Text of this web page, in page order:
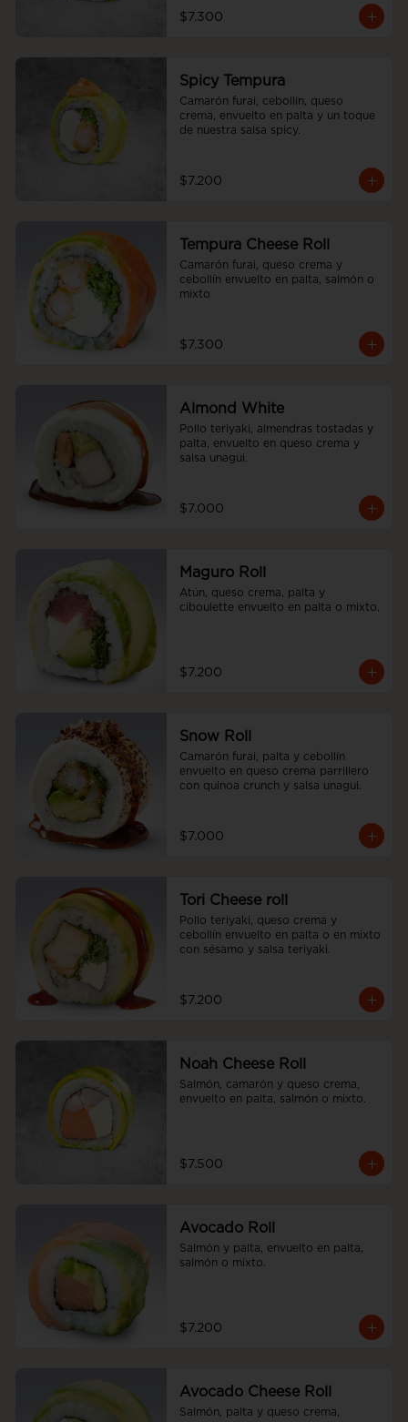
$7.300
Spicy Tempura
Camarón furai, cebollín, queso
crema, envuelto en palta y un toque
de nuestra salsa spicy.
$7.200
Tempura Cheese Roll
Camarón furai, queso crema y
cebollín envuelto en palta, salmón o
mixto
$7.300
Almond White
Pollo teriyaki, almendras tostadas y
palta, envuelto en queso crema y
salsa unagui.
$7.000
Maguro Roll
Atún, queso crema, palta y
ciboulette envuelto en palta o mixto.
$7.200
Snow Roll
Camarón furai, palta y cebollín
envuelto en queso crema parrillero
con quinoa crunch y salsa unagui.
$7.000
Tori Cheese roll
Pollo teriyaki, queso crema y
cebollín envuelto en palta o en mixto
con sésamo y salsa teriyaki.
$7.200
Noah Cheese Roll
Salmón, camarón y queso crema,
envuelto en palta, salmón o mixto.
$7.500
Avocado Roll
Salmón y palta, envuelto en palta,
salmón o mixto.
$7.200
Avocado Cheese Roll
Salmón, palta y queso crema,